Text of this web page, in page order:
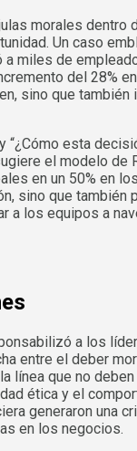
morales
Un caso
de
del 28%
sino que
esta
el modelo de
en un 50% en
sino que
los equipos a
a los
entre el deber
que no
ética y el
generaron una
en los negocios.